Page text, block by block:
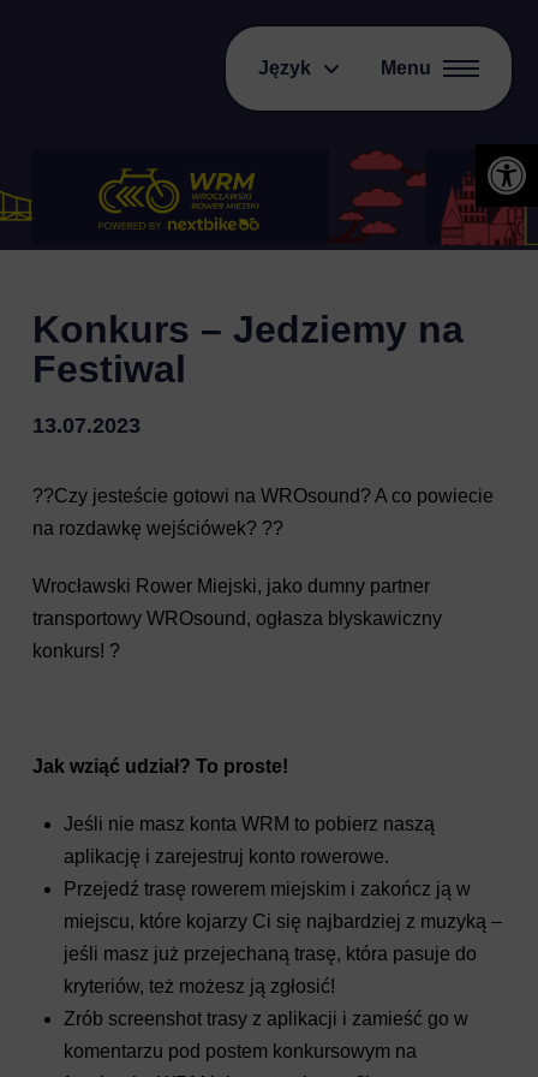
Język Menu
Konkurs – Jedziemy na
Festiwal
13.07.2023
??Czy jesteście gotowi na WROsound? A co powiecie
na rozdawkę wejściówek? ??
Wrocławski Rower Miejski, jako dumny partner
transportowy WROsound, ogłasza błyskawiczny
konkurs! ?
Jak wziąć udział? To proste!
Jeśli nie masz konta WRM to pobierz naszą
aplikację i zarejestruj konto rowerowe.
Przejedź trasę rowerem miejskim i zakończ ją w
miejscu, które kojarzy Ci się najbardziej z muzyką –
jeśli masz już przejechaną trasę, która pasuje do
kryteriów, też możesz ją zgłosić!
Zrób screenshot trasy z aplikacji i zamieść go w
komentarzu pod postem konkursowym na